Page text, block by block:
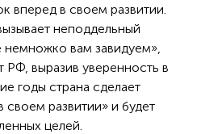
вперед в своем развитии.
неподдельный
вам завидуем»,
РФ, выразив уверенность в
годы страна сделает
своем развитии» и будет
целей.